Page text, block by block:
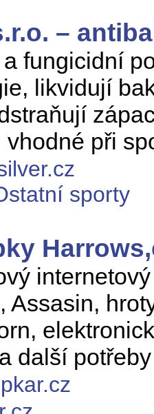
–
fungicidní
likvidují
při
sporty
Assasin,
další